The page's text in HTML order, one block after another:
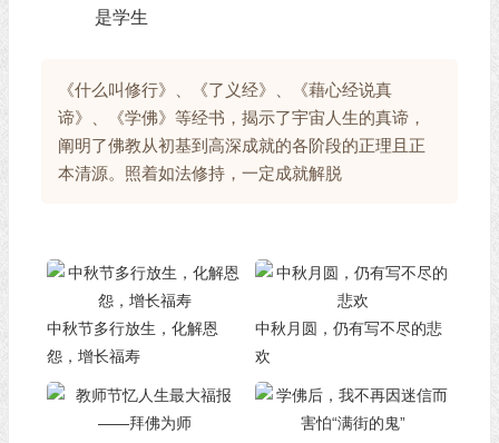
是学生
《什么叫修行》、《了义经》、《藉心经说真
谛》、《学佛》等经书，揭示了宇宙人生的真谛，
阐明了佛教从初基到高深成就的各阶段的正理且正
本清源。照着如法修持，一定成就解脱
中秋节多行放生，化解恩
怨，增长福寿
中秋月圆，仍有写不尽的悲
欢